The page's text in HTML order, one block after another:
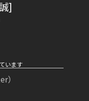
]
います
）